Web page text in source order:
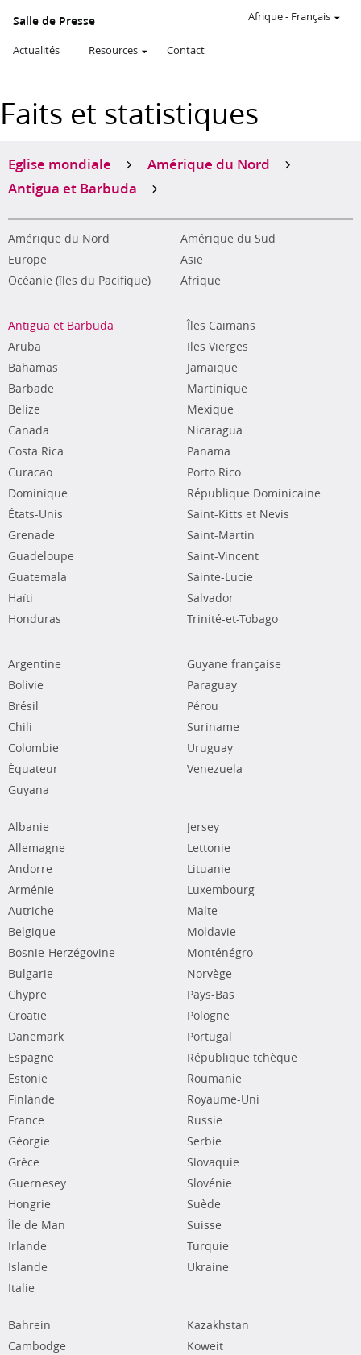
Salle de Presse
Actualités Resources Contact
Afrique- Français
Faits et statistiques
Eglise mondiale
Amérique du Nord
Antigua et Barbuda
Amérique du Nord
Amérique du Sud
Europe
Asie
Océanie (îles du Pacifique)
Afrique
Antigua et Barbuda
Aruba
Bahamas
Barbade
Belize
Canada
Costa Rica
Curacao
Dominique
États-Unis
Grenade
Guadeloupe
Guatemala
Haïti
Honduras
Îles Caïmans
Iles Vierges
Jamaïque
Martinique
Mexique
Nicaragua
Panama
Porto Rico
République Dominicaine
Saint-Kitts et Nevis
Saint-Martin
Saint-Vincent
Sainte-Lucie
Salvador
Trinité-et-Tobago
Argentine
Bolivie
Brésil
Chili
Colombie
Équateur
Guyana
Guyane française
Paraguay
Pérou
Suriname
Uruguay
Venezuela
Albanie
Allemagne
Andorre
Arménie
Autriche
Belgique
Bosnie-Herzégovine
Bulgarie
Chypre
Croatie
Danemark
Espagne
Estonie
Finlande
France
Géorgie
Grèce
Guernesey
Hongrie
Île de Man
Irlande
Islande
Italie
Jersey
Lettonie
Lituanie
Luxembourg
Malte
Moldavie
Monténégro
Norvège
Pays-Bas
Pologne
Portugal
République tchèque
Roumanie
Royaume-Uni
Russie
Serbie
Slovaquie
Slovénie
Suède
Suisse
Turquie
Ukraine
Bahrein
Cambodge
Kazakhstan
Koweit